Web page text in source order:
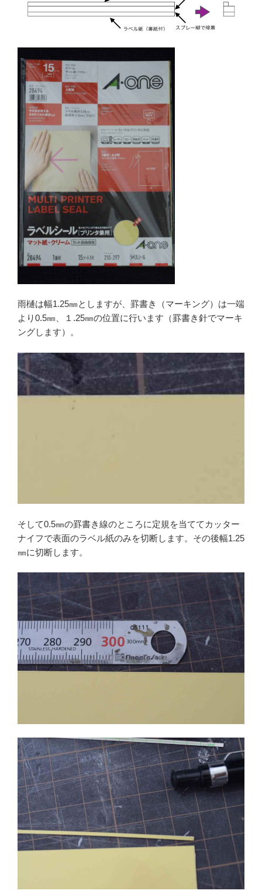
雨樋は幅1.25㎜としますが、罫書き（マーキング）は一端
より0.5㎜、１.25㎜の位置に行います（罫書き針でマーキ
ングします）。
そして0.5㎜の罫書き線のところに定規を当ててカッター
ナイフで表面のラベル紙のみを切断します。その後幅1.25
㎜に切断します。